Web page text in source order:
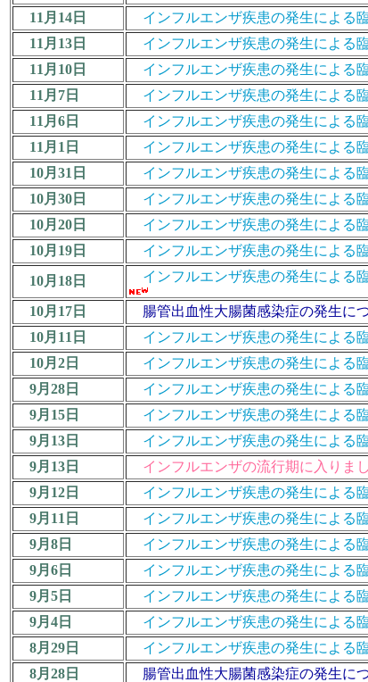
11月14日
インフルエンザ疾患の発生による
11月13日
インフルエンザ疾患の発生による
11月10日
インフルエンザ疾患の発生による
11月7日
インフルエンザ疾患の発生による
11月6日
インフルエンザ疾患の発生による
11月1日
インフルエンザ疾患の発生による
10月31日
インフルエンザ疾患の発生による
10月30日
インフルエンザ疾患の発生による
10月20日
インフルエンザ疾患の発生による
10月19日
インフルエンザ疾患の発生による
10月18日
インフルエンザ疾患の発生による
10月17日
腸管出血性大腸菌感染症の発生に
10月11日
インフルエンザ疾患の発生による
10月2日
インフルエンザ疾患の発生による
9月28日
インフルエンザ疾患の発生による
9月15日
インフルエンザ疾患の発生による
9月13日
インフルエンザ疾患の発生による
9月13日
インフルエンザの流行期に入りま
9月12日
インフルエンザ疾患の発生による
9月11日
インフルエンザ疾患の発生による
9月8日
インフルエンザ疾患の発生による
9月6日
インフルエンザ疾患の発生による
9月5日
インフルエンザ疾患の発生による
9月4日
インフルエンザ疾患の発生による
8月29日
インフルエンザ疾患の発生による
8月28日
腸管出血性大腸菌感染症の発生に